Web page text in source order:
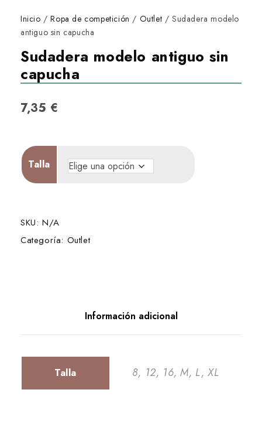
Inicio /Ropa de competición / Outlet / Sudadera modelo
antiguo sin capucha
Sudadera modelo antiguo sin
capucha
7,35 €
Talla
SKU: N/A
Categoría: Outlet
Información adicional
Talla 8, 12, 16, M, L, XL